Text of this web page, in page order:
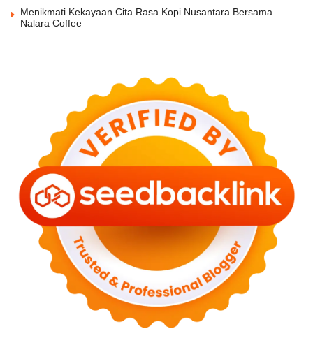
Menikmati Kekayaan Cita Rasa Kopi Nusantara Bersama
Nalara Coffee